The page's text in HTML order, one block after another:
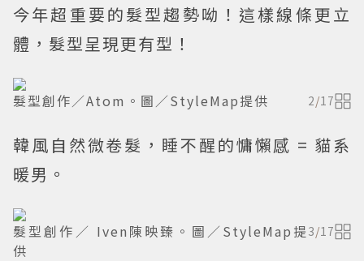
今年超重要的髮型趨勢呦！這樣線條更立
體，髮型呈現更有型！
髮型創作／Atom。圖／StyleMap提供 2/17
韓風自然微卷髮，睡不醒的慵懶感 = 貓系
暖男。
髮型創作／ Iven陳映臻。圖／StyleMap提
供
3/17